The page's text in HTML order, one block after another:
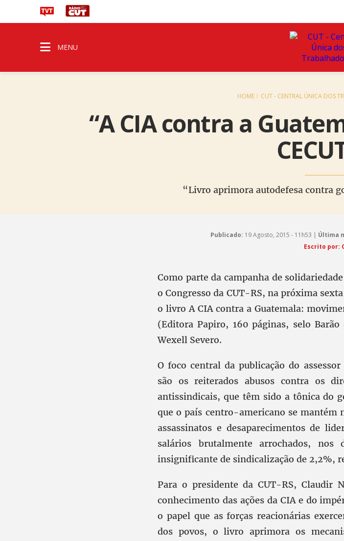
MENU
HOME CUT - CENTRAL ÚNICA DOS
“A CIA contra a
“Livro aprimora autodefesa contra
Publicado: 19 Agosto, 2015 - 11h53 | Última
Escrito por:
Como parte da campanha de
o Congresso da CUT-RS, na próxima
o livro A CIA contra a Guatemala:
(Editora Papiro, 160 páginas, selo
Wexell Severo.
O foco central da publicação do
são os reiterados abusos contra os
antissindicais, que têm sido a tônica do
que o país centro-americano se mantém
assassinatos e desaparecimentos de
salários brutalmente arrochados,
insignificante de sindicalização de 2,2%,
Para o presidente da CUT-RS, Claudir
conhecimento das ações da CIA e do
o papel que as forças reacionárias
dos povos, o livro aprimora os